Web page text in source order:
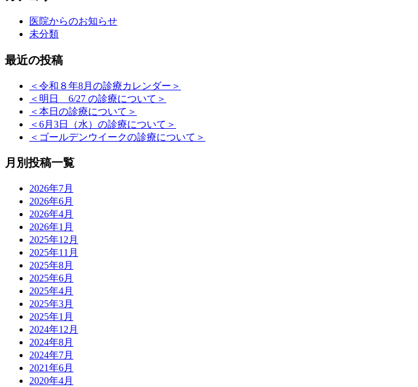
医院からのお知らせ
未分類
最近の投稿
＜令和８年8月の診療カレンダー＞
＜明日 6/27 の診療について＞
＜本日の診療について＞
＜6月3日（水）の診療について＞
＜ゴールデンウイークの診療について＞
月別投稿一覧
2026年7月
2026年6月
2026年4月
2026年1月
2025年12月
2025年11月
2025年8月
2025年6月
2025年4月
2025年3月
2025年1月
2024年12月
2024年8月
2024年7月
2021年6月
2020年4月